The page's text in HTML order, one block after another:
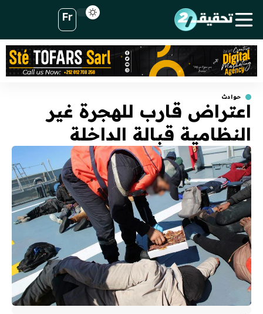
Fr
حوادث
اعتراض قارب للهجرة غير
النظامية قبالة الداخلة